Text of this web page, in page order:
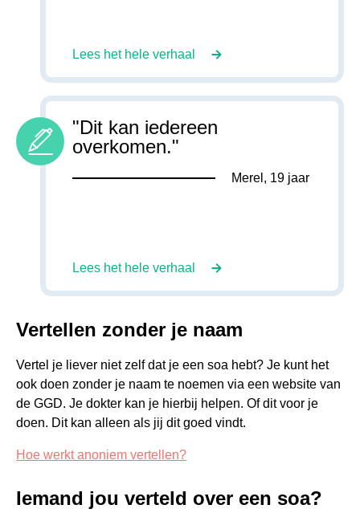
Lees het hele verhaal
"Dit kan iedereen
overkomen."
Merel , 19 jaar
Lees het hele verhaal
Vertellen zonder je naam
Vertel je liever niet zelf dat je een soa hebt? Je kunt het
ook doen zonder je naam te noemen via een website van
de GGD. Je dokter kan je hierbij helpen. Of dit voor je
doen. Dit kan alleen als jij dit goed vindt.
Hoe werkt anoniem vertellen?
Iemand jou verteld over een soa?